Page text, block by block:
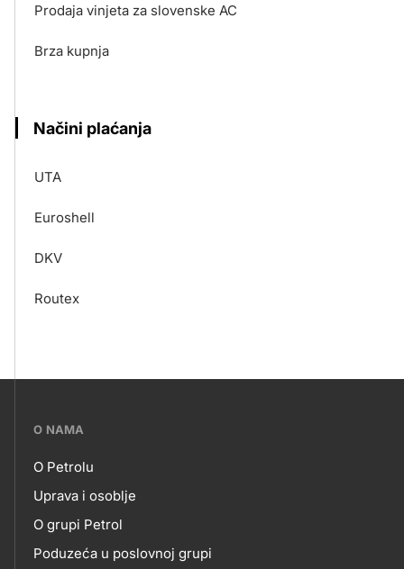
Prodaja vinjeta za slovenske AC
Brza kupnja
Načini plaćanja
UTA
Euroshell
DKV
Routex
???
skupno.footer-
title???
O NAMA
O
NAMA
O Petrolu
Uprava i osoblje
O grupi Petrol
Poduzeća u poslovnoj grupi